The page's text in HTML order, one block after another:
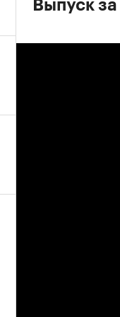
Выпуск